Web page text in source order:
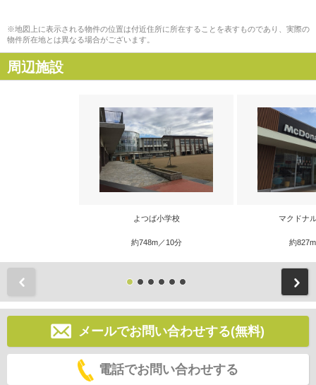
※地図上に表示される物件の位置は付近住所に所在することを表すものであり、実際の
物件所在地とは異なる場合がございます。
周辺施設
よつば小学校
約748m／10分
マクドナ
約
メールでお問い合わせする(無料)
電話でお問い合わせする